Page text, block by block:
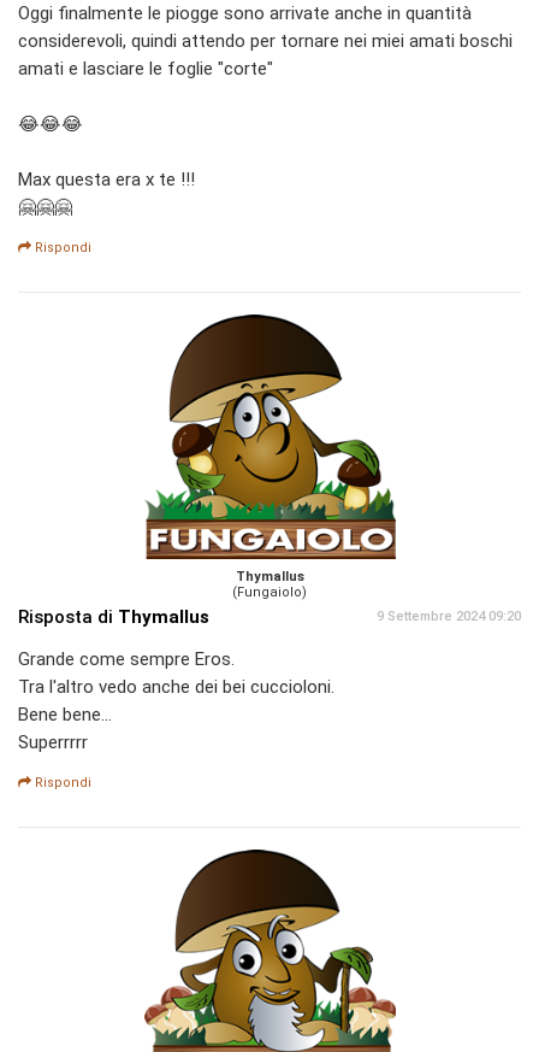
Oggi finalmente le piogge sono arrivate anche in quantità
considerevoli, quindi attendo per tornare nei miei amati boschi
amati e lasciare le foglie "corte"
😂😂😂
Max questa era x te !!!
🤗🤗🤗
Rispondi
Thymallus
(Fungaiolo)
Risposta di Thymallus 9 Settembre 2024 09:20
Grande come sempre Eros.
Tra l'altro vedo anche dei bei cuccioloni.
Bene bene...
Superrrrr
Rispondi